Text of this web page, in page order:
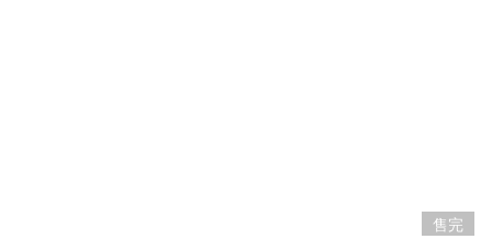
售完